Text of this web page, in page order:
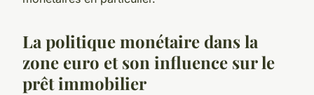
La politique monétaire dans la
zone euro et son influence sur le
prêt immobilier